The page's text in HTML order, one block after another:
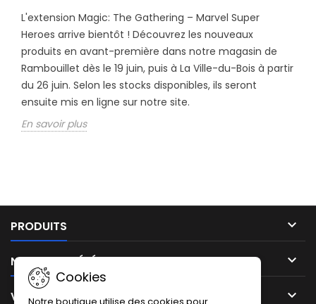
L'extension Magic: The Gathering – Marvel Super
Heroes arrive bientôt ! Découvrez les nouveaux
produits en avant-première dans notre magasin de
Rambouillet dès le 19 juin, puis à La Ville-du-Bois à partir
du 26 juin. Selon les stocks disponibles, ils seront
ensuite mis en ligne sur notre site.
En savoir plus
PRODUITS 
NOTRE SOCIÉTÉ 
VOTRE COMPTE 
Cookies